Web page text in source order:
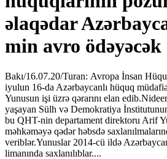
əlaqədar
min avro
Bakı/16.07.20/Turan: Avropa İnsan
iyulun 16-da Azərbaycanlı hüquq
Yunusun işi üzrə qərarını elan
yaşayan Sülh və Demokratiya
bu QHT-nin departament direktoru Arif
məhkəməyə qədər həbsdə
veriblər.Yunuslar 2014-cü ildə
limanında saxlanılıblar....